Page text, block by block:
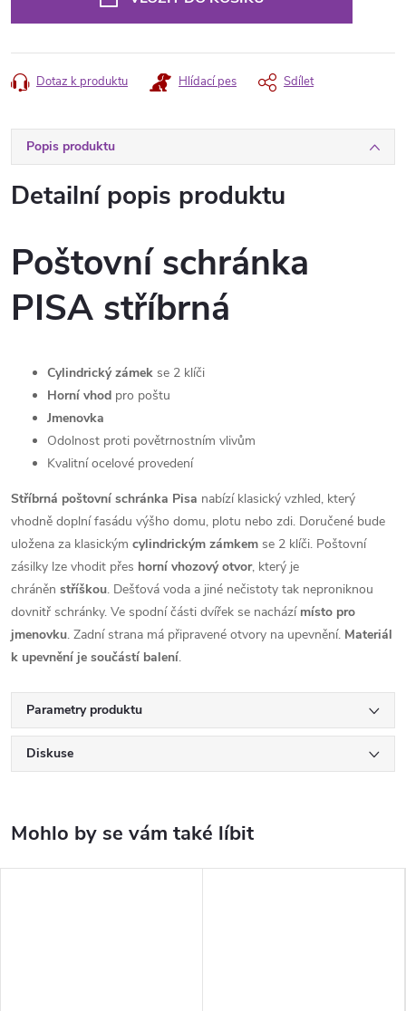
Dotaz k produktu Hlídací pes Sdílet
Popis produktu
Detailní popis produktu
Poštovní schránka
PISA stříbrná
Cylindrický zámek se 2 klíči
Horní vhod pro poštu
Jmenovka
Odolnost proti povětrnostním vlivům
Kvalitní ocelové provedení
Stříbrná poštovní schránka Pisa nabízí klasický vzhled, který
vhodně doplní fasádu výšho domu, plotu nebo zdi. Doručené bude
uložena za klasickým cylindrickým zámkem se 2 klíči. Poštovní
zásilky lze vhodit přes horní vhozový otvor, který je
chráněn stříškou. Dešťová voda a jiné nečistoty tak neproniknou
dovnitř schránky. Ve spodní části dvířek se nachází místo pro
jmenovku. Zadní strana má připravené otvory na upevnění. Materiál
k upevnění je součástí balení.
Parametry produktu
Diskuse